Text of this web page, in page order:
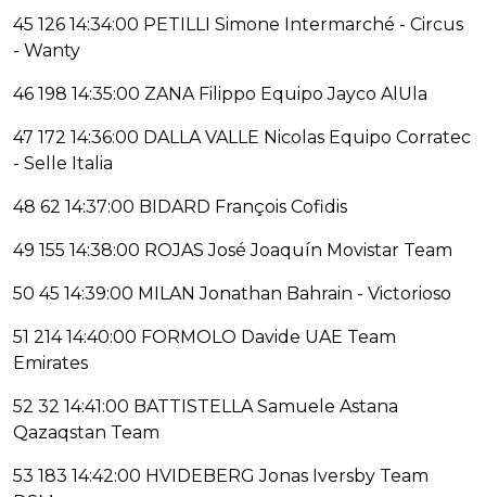
45 126 14:34:00 PETILLI Simone Intermarché - Circus
- Wanty
46 198 14:35:00 ZANA Filippo Equipo Jayco AlUla
47 172 14:36:00 DALLA VALLE Nicolas Equipo Corratec
- Selle Italia
48 62 14:37:00 BIDARD François Cofidis
49 155 14:38:00 ROJAS José Joaquín Movistar Team
50 45 14:39:00 MILAN Jonathan Bahrain - Victorioso
51 214 14:40:00 FORMOLO Davide UAE Team
Emirates
52 32 14:41:00 BATTISTELLA Samuele Astana
Qazaqstan Team
53 183 14:42:00 HVIDEBERG Jonas Iversby Team